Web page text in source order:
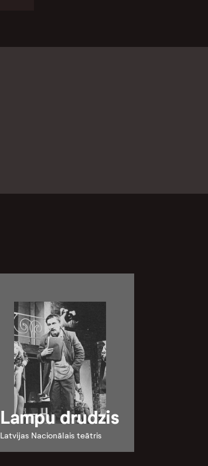
Lampu drudzis
Latvijas Nacionālais teātris